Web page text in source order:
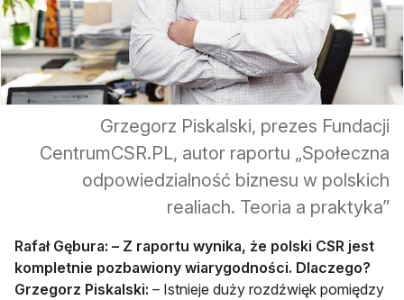
Grzegorz Piskalski, prezes Fundacji
CentrumCSR.PL, autor raportu „Społeczna
odpowiedzialność biznesu w polskich
realiach. Teoria a praktyka”
Rafał Gębura: – Z raportu wynika, że polski CSR jest
kompletnie pozbawiony wiarygodności. Dlaczego?
Grzegorz Piskalski: – Istnieje duży rozdźwięk pomiędzy